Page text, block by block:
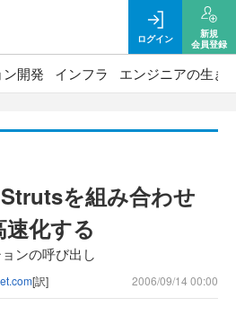
ログイン
新規
会員登録
開発 インフラ エンジニアの生き
を組み合わせ
化する
ンの呼び出し
[訳] 2006/09/14 00:00